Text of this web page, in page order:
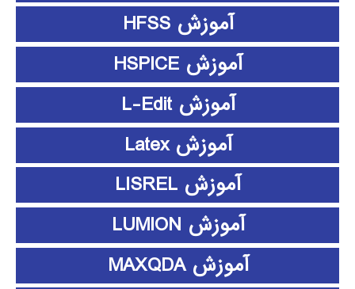
آموزش HFSS
آموزش HSPICE
آموزش L-Edit
آموزش Latex
آموزش LISREL
آموزش LUMION
آموزش MAXQDA